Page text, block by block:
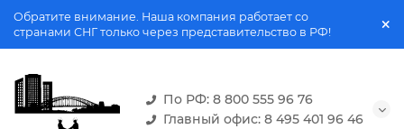
Обратите внимание. Наша компания работает со
странами СНГ только через представительство в РФ!
По РФ: 8 800 555 96 76
Главный офис: 8 495 401 96 46